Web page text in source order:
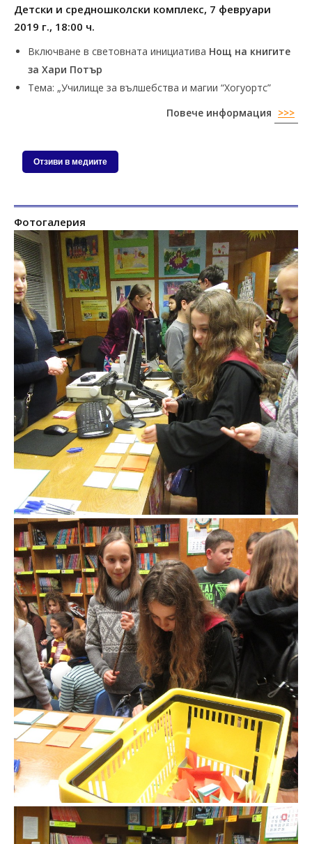
Детски и средношколски комплекс, 7 февруари
2019 г., 18:00 ч.
Включване в световната инициатива Нощ на книгите
за Хари Потър
Тема: „Училище за вълшебства и магии “Хогуортс”
Повече информация >>>
Отзиви в медиите
Фотогалерия